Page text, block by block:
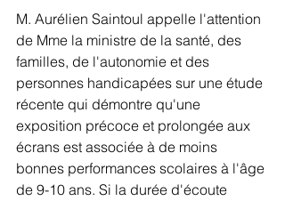
M. Aurélien Saintoul appelle l'attention
de Mme la ministre de la santé, des
familles, de l'autonomie et des
personnes handicapées sur une étude
récente qui démontre qu'une
exposition précoce et prolongée aux
écrans est associée à de moins
bonnes performances scolaires à l'âge
de 9-10 ans. Si la durée d'écoute